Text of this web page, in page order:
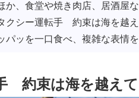
、食堂や焼き肉店、居酒屋
クシー運転手 約束は海を越
ッを一口食べ、複雑な表情を
約束は海を越え